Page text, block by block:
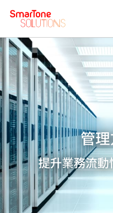
管
提升業務流動